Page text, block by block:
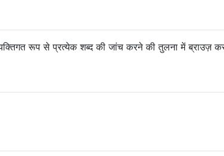
रूप से प्रत्येक शब्द की जांच करने की तुलना में ब्राउज़